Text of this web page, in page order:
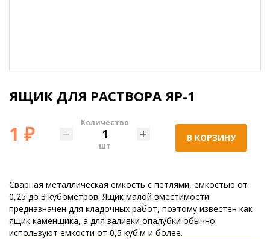
ЯЩИК ДЛЯ РАСТВОРА ЯР-1
1 ₽ Количество
шт
В КОРЗИНУ
Сварная металлическая емкость с петлями, емкостью от
0,25 до 3 кубометров. Ящик малой вместимости
предназначен для кладочных работ, поэтому известен как
ящик каменщика, а для заливки опалубки обычно
используют емкости от 0,5 куб.м и более.